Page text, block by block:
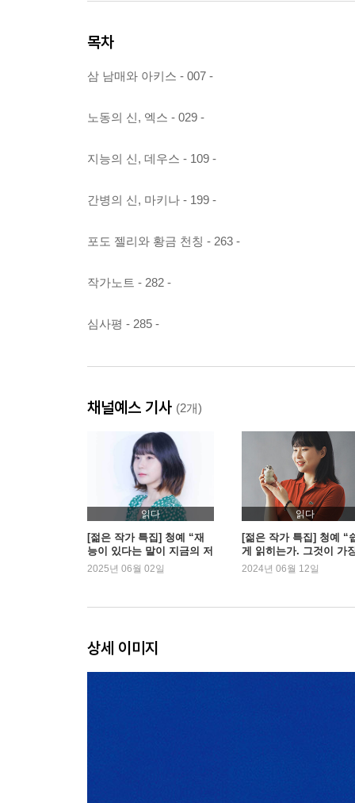
목차
삼 남매와 아키스 - 007 -
노동의 신, 엑스 - 029 -
지능의 신, 데우스 - 109 -
간병의 신, 마키나 - 199 -
포도 젤리와 황금 천칭 - 263 -
작가노트 - 282 -
심사평 - 285 -
채널예스 기사 (2개)
읽다
[젊은 작가 특집] 청예 “재
능이 있다는 말이 지금의 저
를 만들었어요”
2025년 06월 02일
읽다
[젊은 작가 특집] 청예 “
게 읽히는가. 그것이 가
중요하다”
2024년 06월 12일
상세 이미지